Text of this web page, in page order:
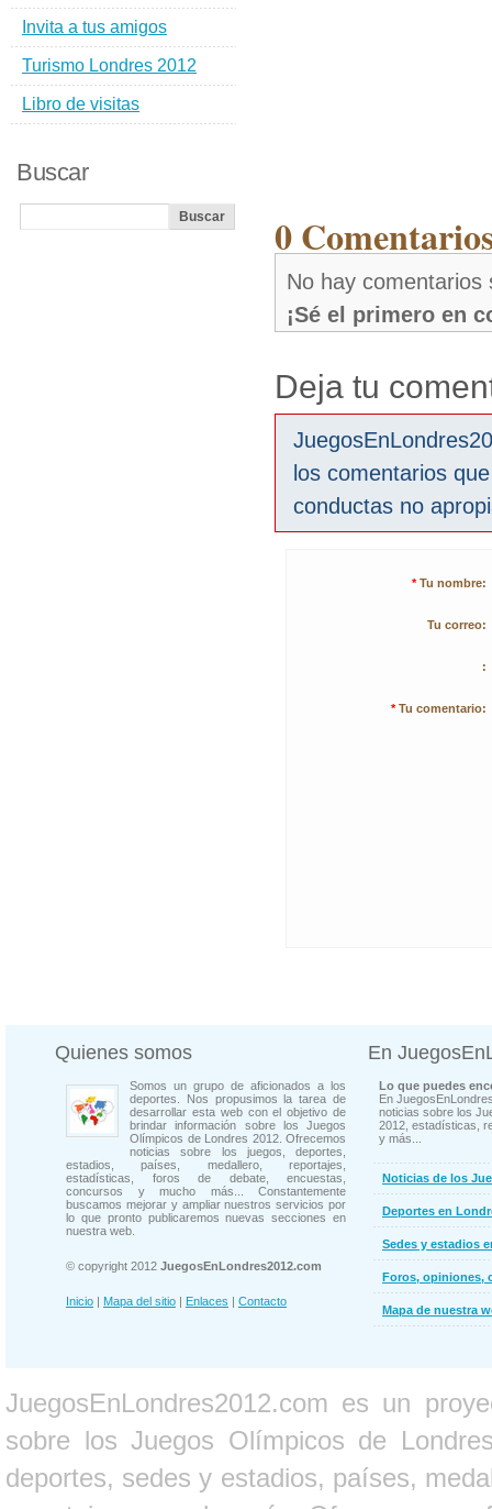
0
No hay comentarios
¡Sé el primero en
Deja tu
los comentarios
conductas no
* Tu nombre:
Tu correo:
:
* Tu comentario:
Invita a tus amigos
Turismo Londres 2012
Libro de visitas
Buscar
Quienes somos
Somos un grupo de aficionados a los
deportes. Nos propusimos la tarea de
desarrollar esta web con el objetivo de
brindar información sobre los Juegos
Olímpicos de Londres 2012. Ofrecemos
noticias sobre los juegos, deportes,
estadios, países, medallero, reportajes,
estadísticas, foros de debate, encuestas,
concursos y mucho más... Constantemente
buscamos mejorar y ampliar nuestros servicios por
lo que pronto publicaremos nuevas secciones en
nuestra web.
© copyright 2012 JuegosEnLondres2012.com
Inicio | Mapa del sitio | Enlaces | Contacto
En
Lo que puedes
En
noticias sobre los
2012, estadísticas,
y más...
Noticias de los
Deportes en
Sedes y estadios
Foros, opiniones,
Mapa de nuestra
JuegosEnLondres2012.com es un
sobre los Juegos Olímpicos de
deportes, sedes y estadios, países,